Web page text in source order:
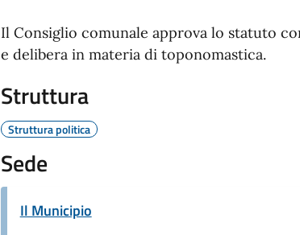
Il Consiglio comunale approva lo statuto
e delibera in materia di toponomastica.
Struttura
Struttura politica
Sede
Il Municipio